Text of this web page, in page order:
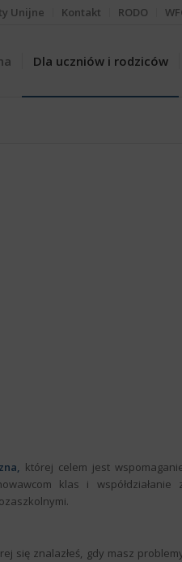
Unijne Kontakt RODO
Dla uczniów i rodziców
której celem jest
klas i współdziałanie
się znalazłeś, gdy masz